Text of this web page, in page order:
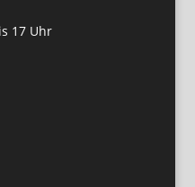
17 Uhr